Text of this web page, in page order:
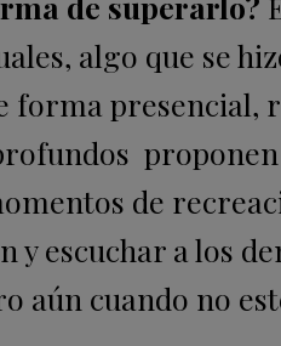
algo que se
forma presencial,
de
y escuchar a los
aún cuando no